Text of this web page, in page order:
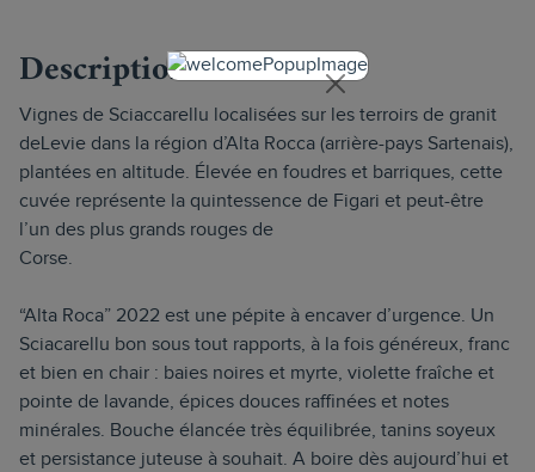
Description
Vignes de Sciaccarellu localisées sur les terroirs de granit
deLevie dans la région d’Alta Rocca (arrière-pays Sartenais),
plantées en altitude. Élevée en foudres et barriques, cette
cuvée représente la quintessence de Figari et peut-être
l’un des plus grands rouges de
Corse.
“Alta Roca” 2022 est une pépite à encaver d’urgence. Un
Sciacarellu bon sous tout rapports, à la fois généreux, franc
et bien en chair : baies noires et myrte, violette fraîche et
pointe de lavande, épices douces raffinées et notes
minérales. Bouche élancée très équilibrée, tanins soyeux
et persistance juteuse à souhait. A boire dès aujourd’hui et